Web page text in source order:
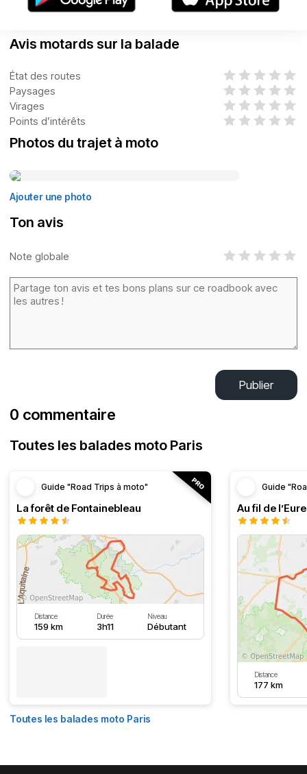
Avis motards sur la balade
État des routes
Paysages
Virages
Points d’intérêts
Photos du trajet à moto
Ajouter une photo
Ton avis
Note globale
Publier
0 commentaire
Toutes les balades moto Paris
Guide "Road Trips à moto"
La forêt de Fontainebleau
Distance
159 km
Durée
3h11
Niveau
Débutant
Guide
Au fil de l’Eure
Distance
177 km
Toutes les balades moto Paris